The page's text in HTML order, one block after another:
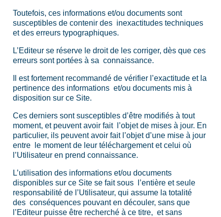
Toutefois, ces informations et/ou documents sont
susceptibles de contenir des inexactitudes techniques
et des erreurs typographiques.
L’Editeur se réserve le droit de les corriger, dès que ces
erreurs sont portées à sa connaissance.
Il est fortement recommandé de vérifier l’exactitude et la
pertinence des informations et/ou documents mis à
disposition sur ce Site.
Ces derniers sont susceptibles d’être modifiés à tout
moment, et peuvent avoir fait l’objet de mises à jour. En
particulier, ils peuvent avoir fait l’objet d’une mise à jour
entre le moment de leur téléchargement et celui où
l’Utilisateur en prend connaissance.
L’utilisation des informations et/ou documents
disponibles sur ce Site se fait sous l’entière et seule
responsabilité de l’Utilisateur, qui assume la totalité
des conséquences pouvant en découler, sans que
l’Editeur puisse être recherché à ce titre, et sans